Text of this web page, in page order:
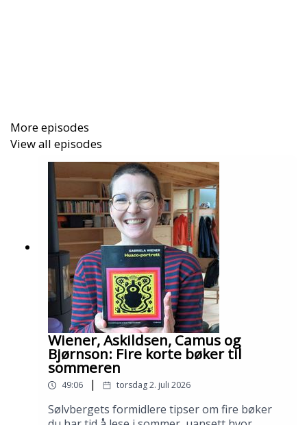
More episodes
View all episodes
Wiener, Askildsen, Camus og
Bjørnson: Fire korte bøker til
sommeren
49:06 | torsdag 2. juli 2026
Sølvbergets formidlere tipser om fire bøker